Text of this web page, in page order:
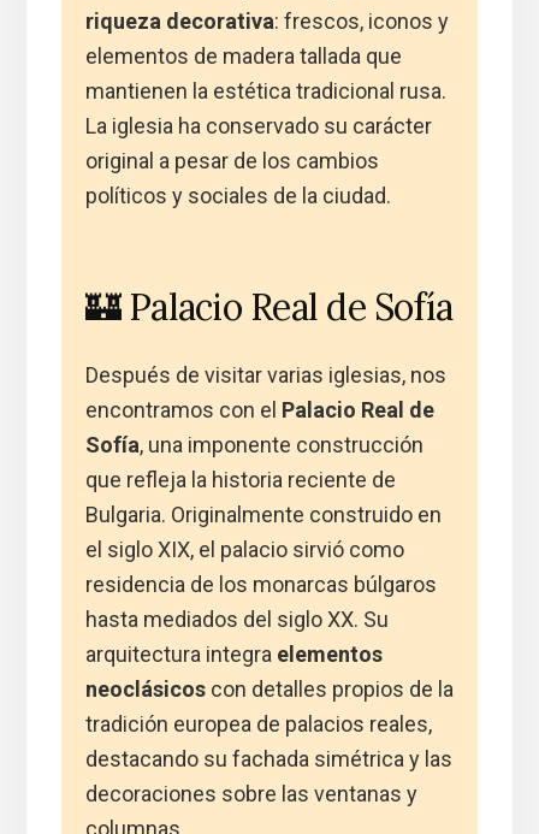
riqueza decorativa: frescos, iconos y
elementos de madera tallada que
mantienen la estética tradicional rusa.
La iglesia ha conservado su carácter
original a pesar de los cambios
políticos y sociales de la ciudad.
🏰 Palacio Real de Sofía
Después de visitar varias iglesias, nos
encontramos con el Palacio Real de
Sofía, una imponente construcción
que refleja la historia reciente de
Bulgaria. Originalmente construido en
el siglo XIX, el palacio sirvió como
residencia de los monarcas búlgaros
hasta mediados del siglo XX. Su
arquitectura integra elementos
neoclásicoscon detalles propios de la
tradición europea de palacios reales,
destacando su fachada simétrica y las
decoraciones sobre las ventanas y
columnas.